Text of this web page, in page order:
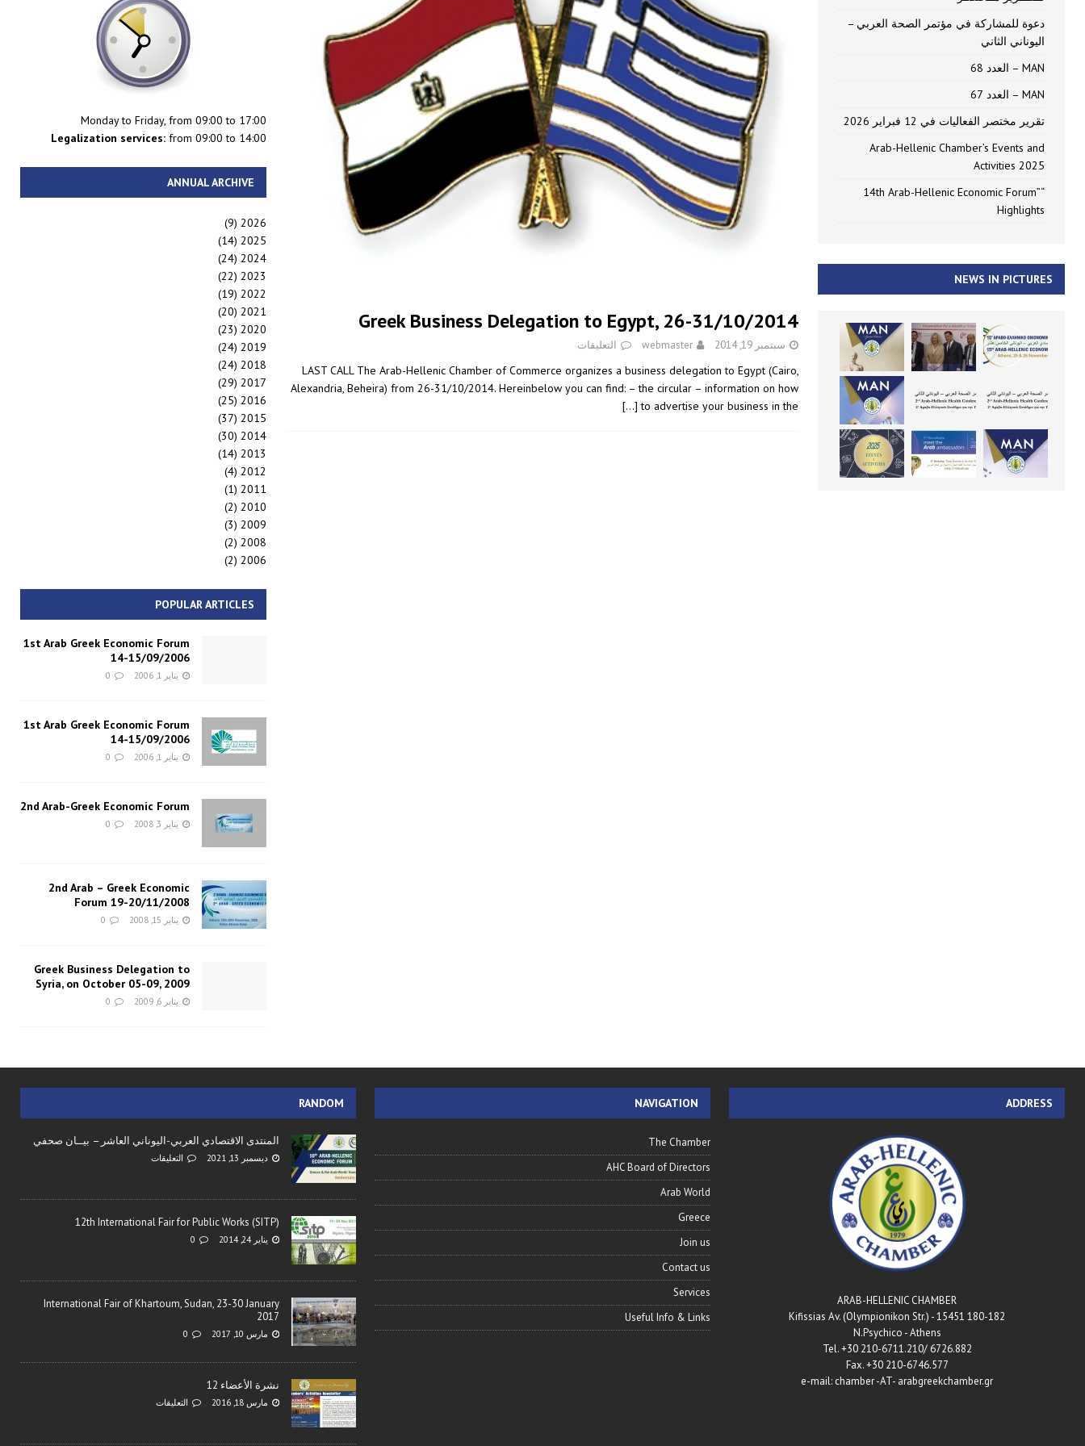
Greek Business Delegation to Egypt, 26-31/10/2014
سبتمبر 19, 2014 webmaster التعليقات
LAST CALL The Arab-Hellenic Chamber of Commerce organizes a business delegation to Egypt (Cairo,
Alexandria, Beheira) from 26-31/10/2014. Hereinbelow you can find: – the circular – information on how
to advertise your business in the
[…]
دعوة للمشاركة في مؤتمر الصحة العربي –
اليوناني الثاني
MAN – العدد 68
MAN – العدد 67
تقرير مختصر الفعاليات في 12 فبراير 2026
Arab-Hellenic Chamber’s Events and
Activities 2025
“14th Arab-Hellenic Economic Forum”
Highlights
NEWS IN PICTURES
Monday to Friday, from 09:00 to 17:00
Legalization services: from 09:00 to 14:00
ANNUAL ARCHIVE
2026
(9)
2025
(14)
2024
(24)
2023
(22)
2022
(19)
2021
(20)
2020
(23)
2019
(24)
2018
(24)
2017
(29)
2016
(25)
2015
(37)
2014
(30)
2013
(14)
2012
(4)
2011
(1)
2010
(2)
2009
(3)
2008
(2)
2006
(2)
POPULAR ARTICLES
1st Arab Greek Economic Forum
14-15/09/2006
يناير 1, 2006 0
1st Arab Greek Economic Forum
14-15/09/2006
يناير 1, 2006 0
2nd Arab-Greek Economic Forum
يناير 3, 2008 0
2nd Arab – Greek Economic
Forum 19-20/11/2008
يناير 15, 2008 0
Greek Business Delegation to
Syria, on October 05-09, 2009
يناير 6, 2009 0
ADDRESS
ARAB-HELLENIC CHAMBER
180-182 Kifissias Av. (Olympionikon Str.) - 15451
N.Psychico - Athens
Tel. +30 210-6711.210/ 6726.882
Fax. +30 210-6746.577
e-mail: chamber -AT- arabgreekchamber.gr
NAVIGATION
The Chamber
AHC Board of Directors
Arab World
Greece
Join us
Contact us
Services
Useful Info & Links
RANDOM
المنتدى الاقتصادي العربي-اليوناني العاشر – بيــان صحفي
ديسمبر 13, 2021 التعليقات
12th International Fair for Public Works (SITP)
يناير 24, 2014 0
International Fair of Khartoum, Sudan, 23-30 January
2017
مارس 10, 2017 0
نشرة الأعضاء 12
مارس 18, 2016 التعليقات